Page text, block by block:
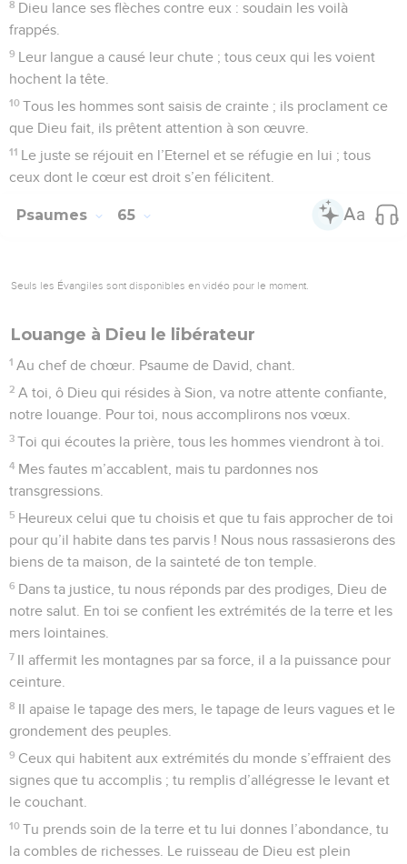
8 Dieu lance ses flèches contre eux : soudain les voilà
frappés.
9 Leur langue a causé leur chute ; tous ceux qui les voient
hochent la tête.
10 Tous les hommes sont saisis de crainte ; ils proclament ce
que Dieu fait, ils prêtent attention à son œuvre.
11 Le juste se réjouit en l’Eternel et se réfugie en lui ; tous
ceux dont le cœur est droit s’en félicitent.
Psaumes 65
Seuls les Évangiles sont disponibles en vidéo pour le moment.
Louange à Dieu le libérateur
1 Au chef de chœur. Psaume de David, chant.
2 A toi, ô Dieu qui résides à Sion, va notre attente confiante,
notre louange. Pour toi, nous accomplirons nos vœux.
3 Toi qui écoutes la prière, tous les hommes viendront à toi.
4 Mes fautes m’accablent, mais tu pardonnes nos
transgressions.
5 Heureux celui que tu choisis et que tu fais approcher de toi
pour qu’il habite dans tes parvis ! Nous nous rassasierons des
biens de ta maison, de la sainteté de ton temple.
6 Dans ta justice, tu nous réponds par des prodiges, Dieu de
notre salut. En toi se confient les extrémités de la terre et les
mers lointaines.
7 Il affermit les montagnes par sa force, il a la puissance pour
ceinture.
8 Il apaise le tapage des mers, le tapage de leurs vagues et le
grondement des peuples.
9 Ceux qui habitent aux extrémités du monde s’effraient des
signes que tu accomplis ; tu remplis d’allégresse le levant et
le couchant.
10 Tu prends soin de la terre et tu lui donnes l’abondance, tu
la combles de richesses. Le ruisseau de Dieu est plein